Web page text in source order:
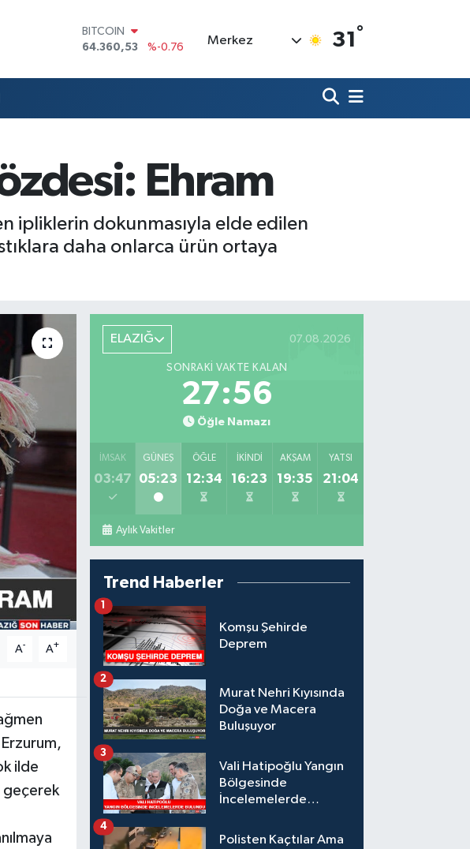
DOLAR
47,7069
%0.17
55,0265
%0.01
13.887
%64
BITCOIN
Merkez 31 °
Ehram
ipliklerin dokunmasıyla elde edilen
daha onlarca ürün ortaya
A- A+
ilde
geçerek
ELAZIĞ 07.08.2026
SONRAKI VAKTE KALAN
27:54
Öğle Namazı
İMSAK
03:47
GÜNEŞ
05:23
ÖĞLE
12:34
İKINDI
16:23
AKŞAM
19:35
YATSI
21:04
Aylık Vakitler
Trend Haberler
Komşu Şehirde
Deprem
1
Murat Nehri Kıyısında
Doğa ve Macera
Buluşuyor
2
Vali Hatipoğlu Yangın
Bölgesinde
İncelemelerde
3
Polisten Kaçtılar Ama
4